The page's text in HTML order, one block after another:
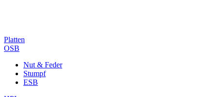
Platten
OSB
Nut & Feder
Stumpf
ESB